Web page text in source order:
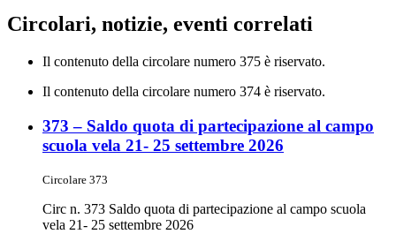
Circolari, notizie, eventi correlati
Il contenuto della circolare numero 375 è riservato.
Il contenuto della circolare numero 374 è riservato.
373 – Saldo quota di partecipazione al campo
scuola vela 21- 25 settembre 2026
Circolare 373
Circ n. 373 Saldo quota di partecipazione al campo scuola
vela 21- 25 settembre 2026